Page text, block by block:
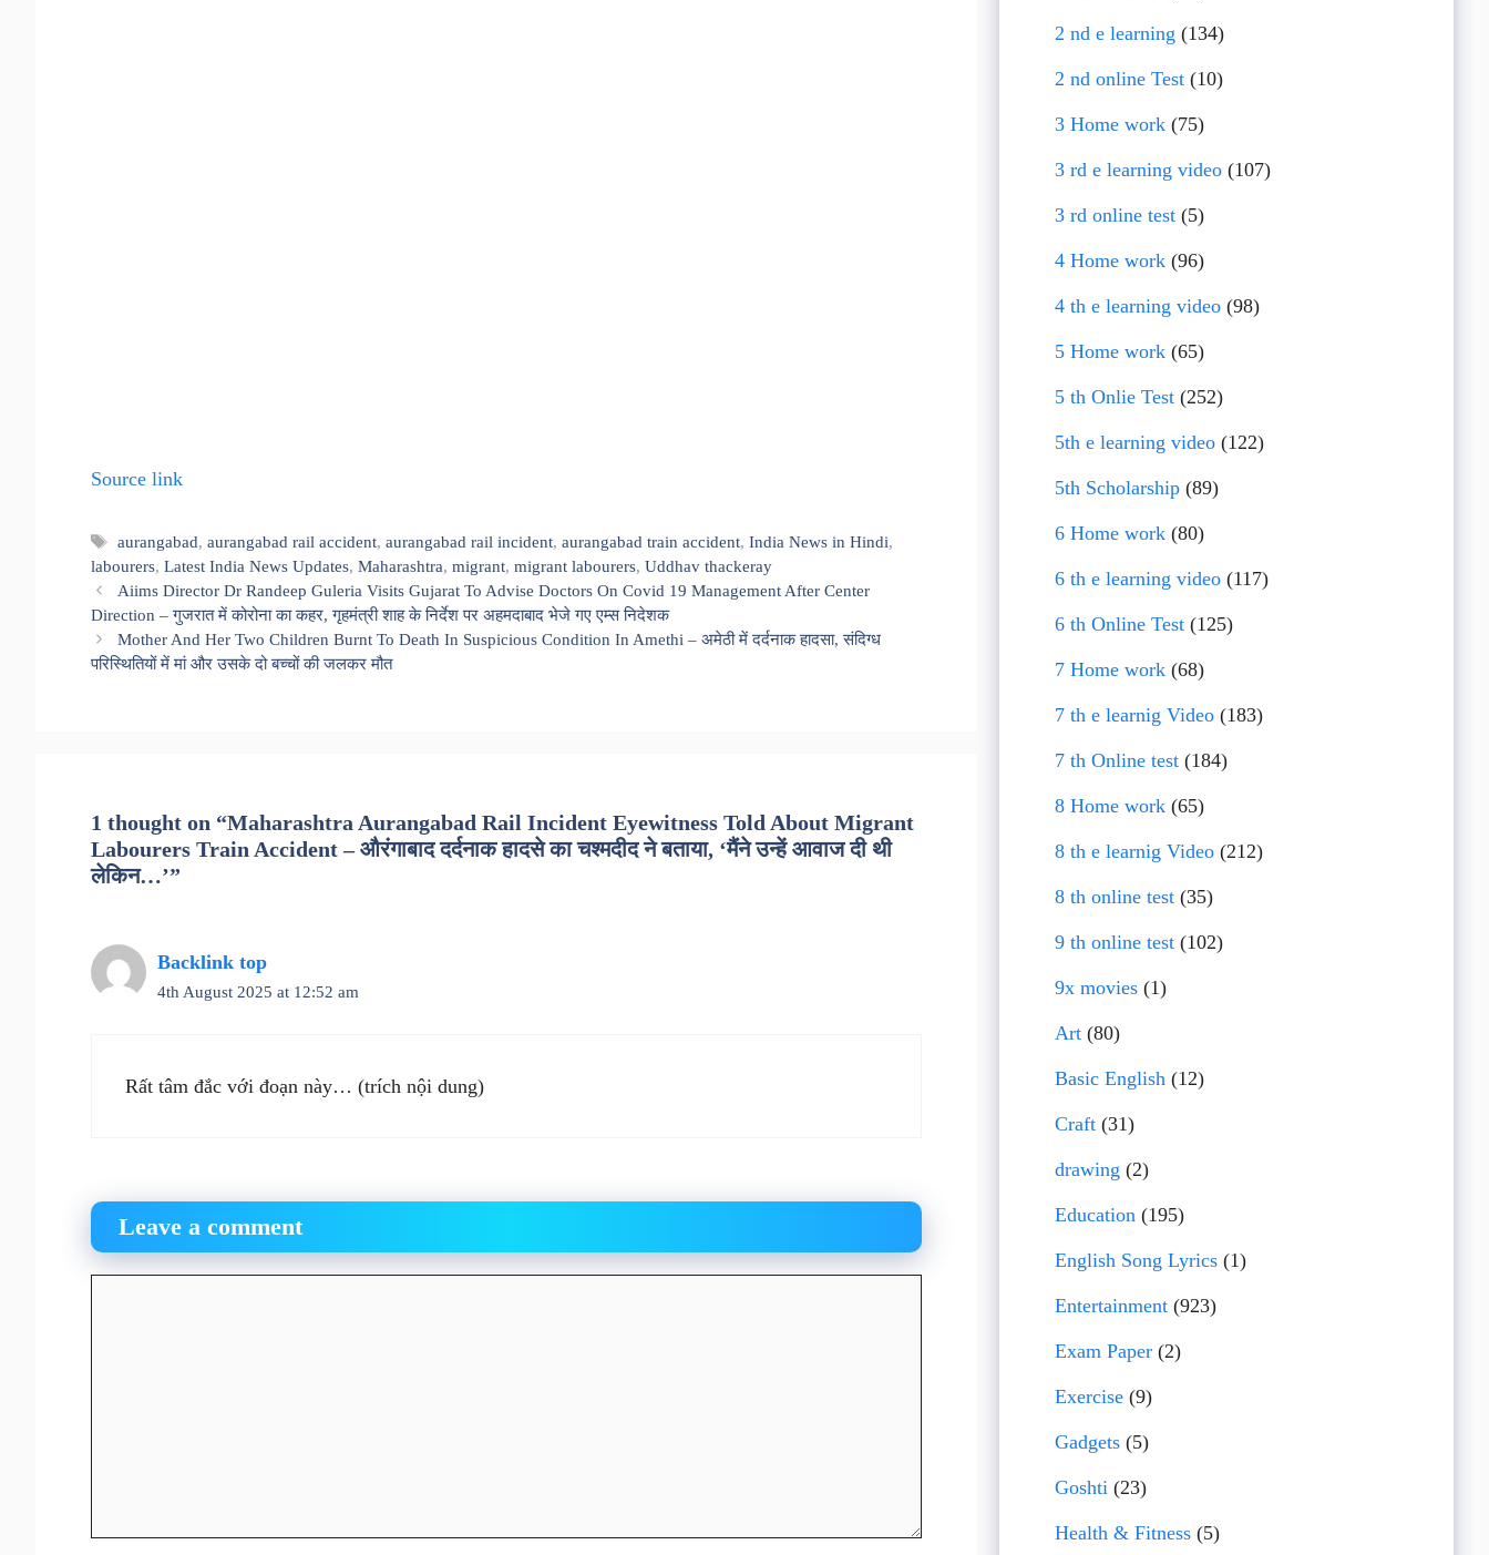
Source link
Tags
aurangabad,aurangabad rail accident,aurangabad rail incident,aurangabad train accident,India News in Hindi,
labourers, Latest India News Updates, Maharashtra, migrant, migrant labourers, Uddhav thackeray
Aiims Director Dr Randeep Guleria Visits Gujarat To Advise Doctors On Covid 19 Management After Center
Direction – गुजरात में कोरोना का कहर, गृहमंत्री शाह के निर्देश पर अहमदाबाद भेजे गए एम्स निदेशक
Mother And Her Two Children Burnt To Death In Suspicious Condition In Amethi – अमेठी में दर्दनाक हादसा, संदिग्ध
परिस्थितियों में मां और उसके दो बच्चों की जलकर मौत
1 thought on “Maharashtra Aurangabad Rail Incident Eyewitness Told About Migrant
Labourers Train Accident – औरंगाबाद दर्दनाक हादसे का चश्मदीद ने बताया, ‘मैंने उन्हें आवाज दी थी
लेकिन…’”
Backlink top
4th August 2025 at 12:52 am
Rất tâm đắc với đoạn này… (trích nội dung)
Leave a comment
2 nd e learning (134)
2 nd online Test (10)
3 Home work (75)
3 rd e learning video (107)
3 rd online test (5)
4 Home work (96)
4 th e learning video (98)
5 Home work (65)
5 th Onlie Test (252)
5th e learning video (122)
5th Scholarship (89)
6 Home work (80)
6 th e learning video (117)
6 th Online Test (125)
7 Home work (68)
7 th e learnig Video (183)
7 th Online test (184)
8 Home work (65)
8 th e learnig Video (212)
8 th online test (35)
9 th online test (102)
9x movies (1)
Art (80)
Basic English (12)
Craft (31)
drawing (2)
Education (195)
English Song Lyrics (1)
Entertainment (923)
Exam Paper (2)
Exercise (9)
Gadgets (5)
Goshti (23)
Health & Fitness (5)